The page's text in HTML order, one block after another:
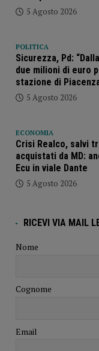
5 Agosto 2026
POLITICA
Sicurezza, Pd:
due milioni di euro
stazione di
5 Agosto 2026
ECONOMIA
Crisi Realco, salvi
acquistati da MD:
Ecu in viale Dante
5 Agosto 2026
RICEVI VIA MAIL
Nome
Cognome
Email